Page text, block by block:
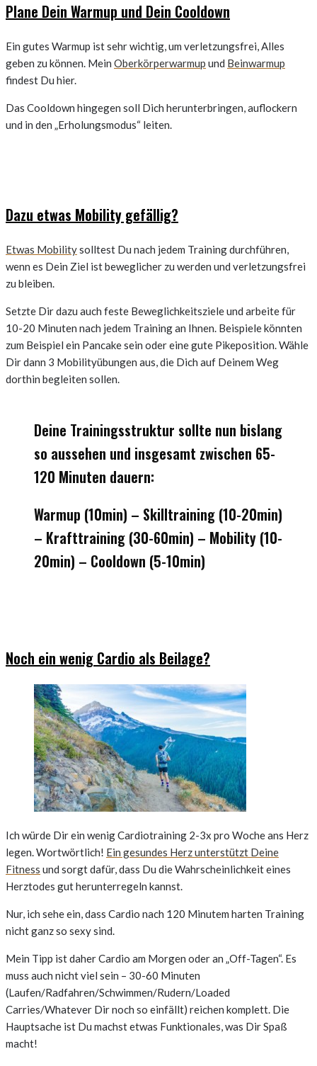
Plane Dein Warmup und Dein Cooldown
Ein gutes Warmup ist sehr wichtig, um verletzungsfrei, Alles
geben zu können. Mein Oberkörperwarmup und Beinwarmup
findest Du hier.
Das Cooldown hingegen soll Dich herunterbringen, auflockern
und in den „Erholungsmodus“ leiten.
Dazu etwas Mobility gefällig?
Etwas Mobilitysolltest Du nach jedem Training durchführen,
wenn es Dein Ziel ist beweglicher zu werden und verletzungsfrei
zu bleiben.
Setzte Dir dazu auch feste Beweglichkeitsziele und arbeite für
10-20 Minuten nach jedem Training an Ihnen. Beispiele könnten
zum Beispiel ein Pancake sein oder eine gute Pikeposition. Wähle
Dir dann 3 Mobilityübungen aus, die Dich auf Deinem Weg
dorthin begleiten sollen.
Deine Trainingsstruktur sollte nun bislang
so aussehen und insgesamt zwischen 65-
120 Minuten dauern:
Warmup (10min) – Skilltraining (10-20min)
– Krafttraining (30-60min) – Mobility (10-
20min) – Cooldown (5-10min)
Noch ein wenig Cardio als Beilage?
Ich würde Dir ein wenig Cardiotraining 2-3x pro Woche ans Herz
legen. Wortwörtlich! Ein gesundes Herz unterstützt Deine
Fitness und sorgt dafür, dass Du die Wahrscheinlichkeit eines
Herztodes gut herunterregeln kannst.
Nur, ich sehe ein, dass Cardio nach 120 Minutem harten Training
nicht ganz so sexy sind.
Mein Tipp ist daher Cardio am Morgen oder an „Off-Tagen“. Es
muss auch nicht viel sein – 30-60 Minuten
(Laufen/Radfahren/Schwimmen/Rudern/Loaded
Carries/Whatever Dir noch so einfällt) reichen komplett. Die
Hauptsache ist Du machst etwas Funktionales, was Dir Spaß
macht!